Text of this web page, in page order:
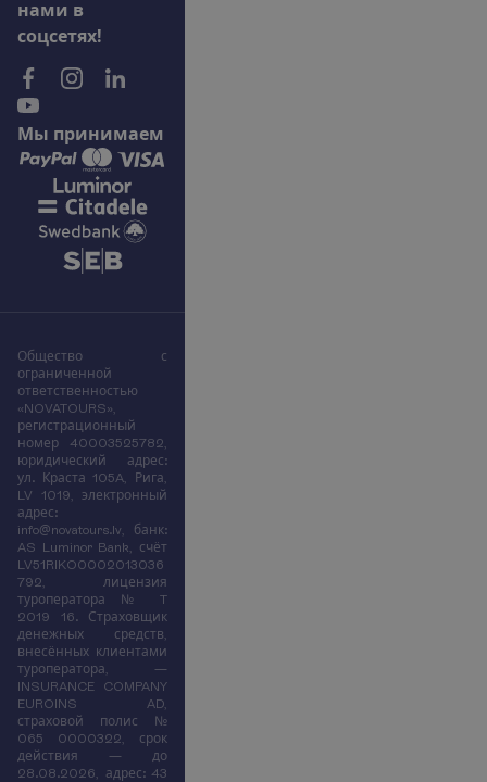
нами в
соцсетях!
Мы принимаем
Общество с
ограниченной
ответственностью
«NOVATOURS»,
регистрационный
номер 40003525782,
юридический адрес:
ул. Краста 105A, Рига,
LV 1019, электронный
адрес:
info@novatours.lv, банк:
AS Luminor Bank, счёт
LV51RIKO0002013036
792, лицензия
туроператора № T
2019 16. Страховщик
денежных средств,
внесённых клиентами
туроператора, —
INSURANCE COMPANY
EUROINS AD,
страховой полис №
065 0000322, срок
действия — до
28.08.2026, адрес: 43